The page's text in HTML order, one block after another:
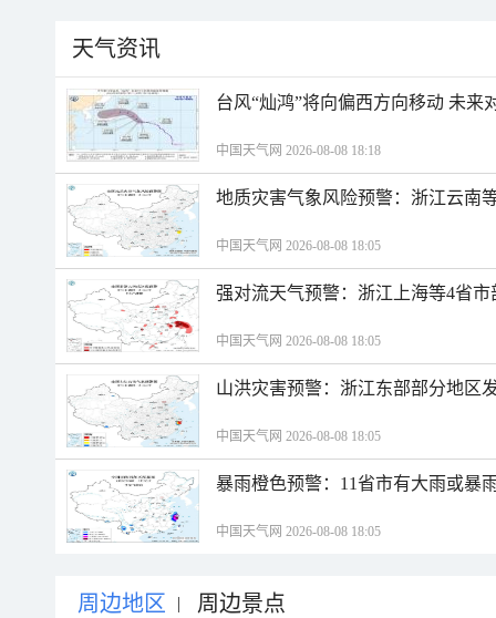
天气资讯
台风“灿鸿”将向偏西方向移动 未来
中国天气网 2026-08-08 18:18
地质灾害气象风险预警：浙江云南
中国天气网 2026-08-08 18:05
强对流天气预警：浙江上海等4省
中国天气网 2026-08-08 18:05
山洪灾害预警：浙江东部部分地区
中国天气网 2026-08-08 18:05
暴雨橙色预警：11省市有大雨或暴
中国天气网 2026-08-08 18:05
周边地区 | 周边景点